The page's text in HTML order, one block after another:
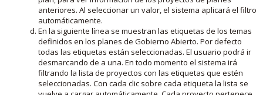
anteriores. Al seleccionar un valor, el sistema aplicará el filtro
automáticamente.
En la siguiente línea se muestran las etiquetas de los temas
definidos en los planes de Gobierno Abierto. Por defecto
todas las etiquetas están seleccionadas. El usuario podrá ir
desmarcando de a una. En todo momento el sistema irá
filtrando la lista de proyectos con las etiquetas que estén
seleccionadas. Con cada clic sobre cada etiqueta la lista se